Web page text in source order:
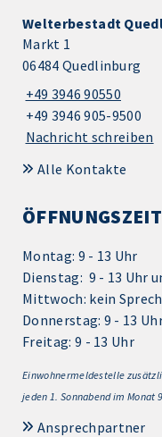
Welterbestadt
Markt 1
06484 Quedlinburg
+49 3946 90550
+49 3946 905-9500
Nachricht schreiben
Alle Kontakte
Montag: 9 - 13 Uhr
Dienstag: 9 - 13 Uhr
Mittwoch: kein
Donnerstag: 9 - 13
Freitag: 9 - 13 Uhr
Einwohnermeldestelle
jeden 1. Sonnabend im Monat
Ansprechpartner